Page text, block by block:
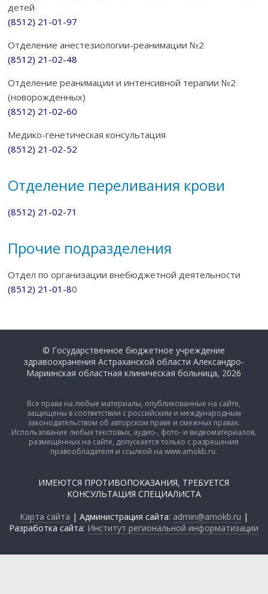
детей
(8512) 21-01-97
Отделение анестезиологии-реанимации №2
(8512) 21-02-48
Отделение реанимации и интенсивной терапии №2
(новорожденных)
(8512) 21-02-60
Медико-генетическая консультация
(8512) 21-02-52
Отделение переливания крови
(8512) 21-02-71
Прочие подразделения
Отдел по организации внебюджетной деятельности
(8512) 21-01-80
© Государственное бюджетное учреждение
здравоохранения Астраханской области Александро-
Мариинская областная клиническая больница, 2026
Все права на любые материалы, опубликованные на сайте,
защищены в соответствии с российским и международным
законодательством об авторском праве и смежных правах.
Использование любых текстовых, аудио-, фото- и видеоматериалов,
размещённых на сайте, допускается только с разрешения
правообладателя и ссылкой на www.amokb.ru.
ИМЕЮТСЯ ПРОТИВОПОКАЗАНИЯ, ТРЕБУЕТСЯ
КОНСУЛЬТАЦИЯ СПЕЦИАЛИСТА
Карта сайта | Администрация сайта: admin@amokb.ru |
Разработка сайта: Институт региональной информатизации